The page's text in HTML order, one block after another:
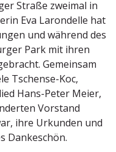
Straße zweimal in
Eva Laron­delle hat
und während des
Park mit ihren
Gemeinsam
Tschense-Koc,
Hans-Peter Meier,
Vorstand
ihre Urkunden und
Dankeschön.